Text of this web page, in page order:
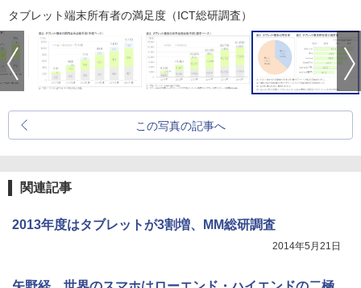
タブレット端末所有者の満足度（ICT総研調査）
この写真の記事へ
関連記事
2013年度はタブレットが3割増、MM総研調査
2014年5月21日